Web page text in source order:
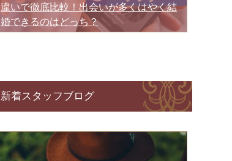
違いで徹底比較！出会いが多くはやく結
婚できるのはどっち？
新着スタッフブログ